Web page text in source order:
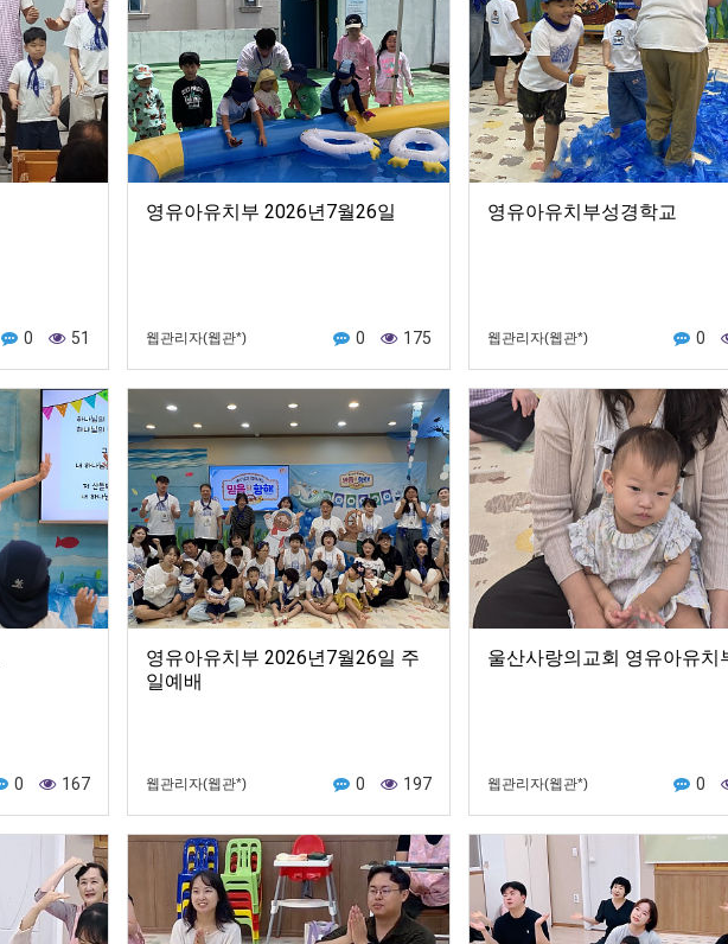
0 51
영유아유치부 2026년7월26일
웹관리자(웹관*) 0 175
영유아유치부성경학교
웹관리자(웹관*) 0
0 167
영유아유치부 2026년7월26일 주
일예배
웹관리자(웹관*) 0 197
울산사랑의교회 영유아유치
웹관리자(웹관*) 0